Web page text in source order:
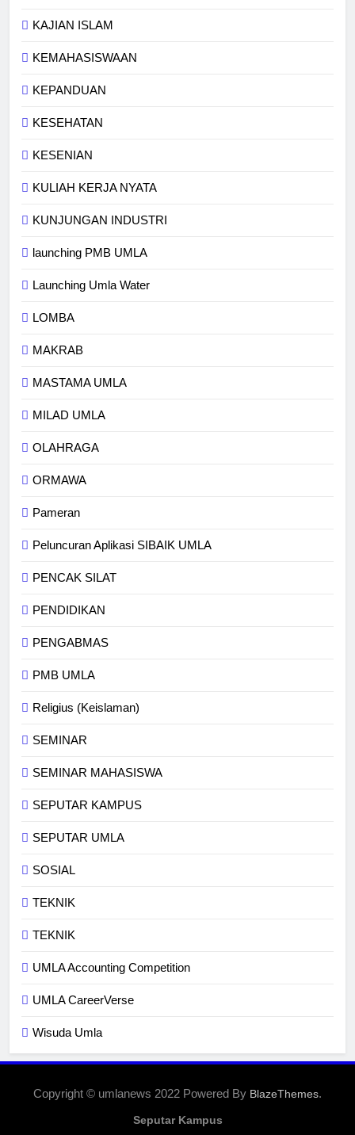
KAJIAN ISLAM
KEMAHASISWAAN
KEPANDUAN
KESEHATAN
KESENIAN
KULIAH KERJA NYATA
KUNJUNGAN INDUSTRI
launching PMB UMLA
Launching Umla Water
LOMBA
MAKRAB
MASTAMA UMLA
MILAD UMLA
OLAHRAGA
ORMAWA
Pameran
Peluncuran Aplikasi SIBAIK UMLA
PENCAK SILAT
PENDIDIKAN
PENGABMAS
PMB UMLA
Religius (Keislaman)
SEMINAR
SEMINAR MAHASISWA
SEPUTAR KAMPUS
SEPUTAR UMLA
SOSIAL
TEKNIK
TEKNIK
UMLA Accounting Competition
UMLA CareerVerse
Wisuda Umla
Copyright © umlanews 2022 Powered By BlazeThemes.
Seputar Kampus